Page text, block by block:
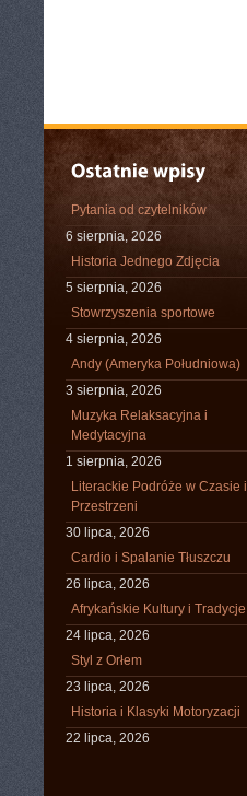
Pytania od czytelników
6 sierpnia, 2026
Historia Jednego Zdjęcia
5 sierpnia, 2026
Stowrzyszenia sportowe
4 sierpnia, 2026
Andy (Ameryka Południowa)
3 sierpnia, 2026
Muzyka Relaksacyjna i
Medytacyjna
1 sierpnia, 2026
Literackie Podróże w Czasie i
Przestrzeni
30 lipca, 2026
Cardio i Spalanie Tłuszczu
26 lipca, 2026
Afrykańskie Kultury i Tradycje
24 lipca, 2026
Styl z Orłem
23 lipca, 2026
Historia i Klasyki Motoryzacji
22 lipca, 2026